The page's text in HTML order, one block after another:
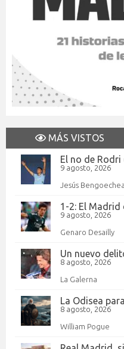
MÁS VISTOS
El no de Rodri
9 agosto, 2026
Jesús Bengoechea
1-2: El Madrid
9 agosto, 2026
Genaro Desailly
Un nuevo
8 agosto, 2026
La Galerna
La Odisea
8 agosto, 2026
William Pogue